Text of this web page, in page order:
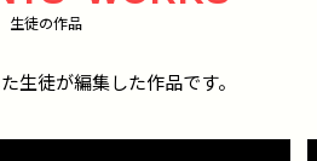
生徒の作品
生徒が編集した作品です。